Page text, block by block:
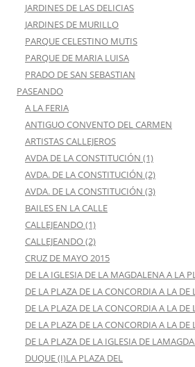
JARDINES DE LAS DELICIAS
JARDINES DE MURILLO
PARQUE CELESTINO MUTIS
PARQUE DE MARIA LUISA
PRADO DE SAN SEBASTIAN
PASEANDO
A LA FERIA
ANTIGUO CONVENTO DEL CARMEN
ARTISTAS CALLEJEROS
AVDA DE LA CONSTITUCIÓN (1)
AVDA. DE LA CONSTITUCIÓN (2)
AVDA. DE LA CONSTITUCIÓN (3)
BAILES EN LA CALLE
CALLEJEANDO (1)
CALLEJEANDO (2)
CRUZ DE MAYO 2015
DE LA IGLESIA DE LA MAGDALENA A LA
DE LA PLAZA DE LA CONCORDIA A LA DE
DE LA PLAZA DE LA CONCORDIA A LA
DE LA PLAZA DE LA CONCORDIA A LA
DE LA PLAZA DE LA IGLESIA DE
DUQUE (I)LA PLAZA DEL